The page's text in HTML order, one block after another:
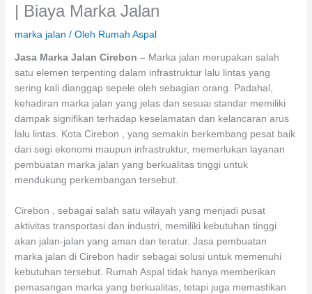
| Biaya Marka Jalan
marka jalan / Oleh Rumah Aspal
Jasa Marka Jalan Cirebon – Marka jalan merupakan salah
satu elemen terpenting dalam infrastruktur lalu lintas yang
sering kali dianggap sepele oleh sebagian orang. Padahal,
kehadiran marka jalan yang jelas dan sesuai standar memiliki
dampak signifikan terhadap keselamatan dan kelancaran arus
lalu lintas. Kota Cirebon , yang semakin berkembang pesat baik
dari segi ekonomi maupun infrastruktur, memerlukan layanan
pembuatan marka jalan yang berkualitas tinggi untuk
mendukung perkembangan tersebut.
Cirebon , sebagai salah satu wilayah yang menjadi pusat
aktivitas transportasi dan industri, memiliki kebutuhan tinggi
akan jalan-jalan yang aman dan teratur. Jasa pembuatan
marka jalan di Cirebon hadir sebagai solusi untuk memenuhi
kebutuhan tersebut. Rumah Aspal tidak hanya memberikan
pemasangan marka yang berkualitas, tetapi juga memastikan